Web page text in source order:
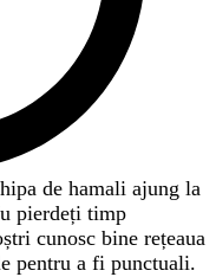
de hamali ajung la
pierdeți timp
cunosc bine rețeaua
pentru a fi punctuali.